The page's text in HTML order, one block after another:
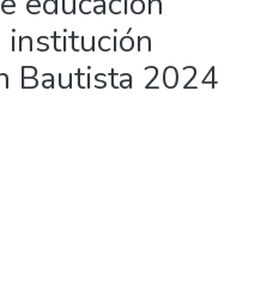
institución
Bautista 2024